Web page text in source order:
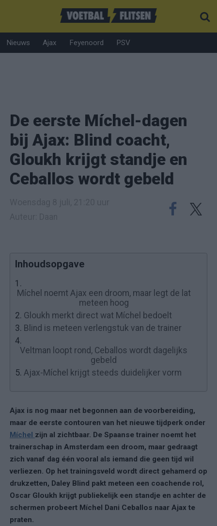
Nieuws Ajax Feyenoord PSV
De eerste Míchel-dagen
bij Ajax: Blind coacht,
Gloukh krijgt standje en
Ceballos wordt gebeld
Inhoudsopgave
1.
Míchel noemt Ajax een droom, maar legt de lat
meteen hoog
2. Gloukh merkt direct wat Míchel bedoelt
3. Blind is meteen verlengstuk van de trainer
4.
Veltman loopt rond, Ceballos wordt dagelijks
gebeld
5. Ajax-Míchel krijgt steeds duidelijker vorm
Ajax is nog maar net begonnen aan de voorbereiding,
maar de eerste contouren van het nieuwe tijdperk onder
Míchel zijn al zichtbaar. De Spaanse trainer noemt het
trainerschap in Amsterdam een droom, maar gedraagt
zich vanaf dag één vooral als iemand die geen tijd wil
verliezen. Op het trainingsveld wordt direct gehamerd op
drukzetten, Daley Blind pakt meteen een coachende rol,
Oscar Gloukh krijgt publiekelijk een standje en achter de
schermen probeert Míchel Dani Ceballos naar Ajax te
praten.